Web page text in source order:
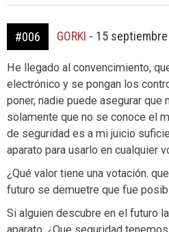
#006 GORKI - 15
He llegado al convencimiento,
electrónico y se pongan los
poner, nadie puede asegurar que
solamente que no se conoce el
de seguridad es a mi juicio
aparato para usarlo en cualquier
¿Qué valor tiene una votación.
futuro se demuetre que fue
Si alguien descubre en el futuro